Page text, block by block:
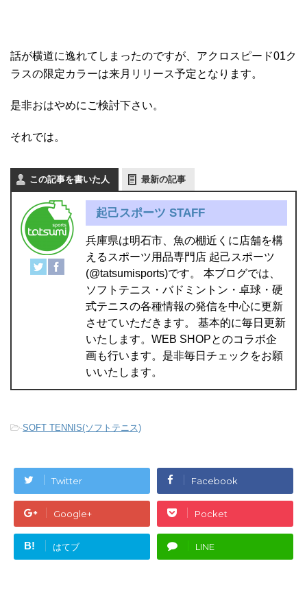
話が横道に逸れてしまったのですが、アクロスピード01ク
ラスの限定カラーは来月リリース予定となります。
是非おはやめにご検討下さい。
それでは。
この記事を書いた人 最新の記事
起己スポーツ STAFF
兵庫県は明石市、魚の棚近くに店舗を構
えるスポーツ用品専門店 起己スポーツ
(@tatsumisports)です。 本ブログでは、
ソフトテニス・バドミントン・卓球・硬
式テニスの各種情報の発信を中心に更新
させていただきます。 基本的に毎日更新
いたします。WEB SHOPとのコラボ企
画も行います。是非毎日チェックをお願
いいたします。
-SOFT TENNIS(ソフトテニス)
Twitter Facebook
Google+ Pocket
B! はてブ LINE